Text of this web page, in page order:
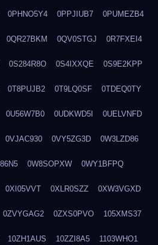
0PHNO5Y4 0PPJIUB7 0PUMEZB4
0QR27BKM 0QV0STGJ 0R7FXEI4
0S284R8O 0S4IXXQE 0S9E2KPP
0T8PUJB2 0T9LQ0SF 0TDEQ0TY
0U56W7B0 0UDKWD5I 0UELVNFD
0VJAC930 0VY5ZG3D 0W3LZD86
0W8SOPXW 0WY1BFPQ
0XI05VVT 0XLR0SZZ 0XW3VGXD
0ZVYGAG2 0ZXS0PVO 105XMS37
10ZH1AUS 10ZZI8A5 1103WHO1